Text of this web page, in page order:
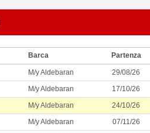
Barca Partenza
M/y Aldebaran 29/08/26
M/y Aldebaran 17/10/26
M/y Aldebaran 24/10/26
M/y Aldebaran 07/11/26